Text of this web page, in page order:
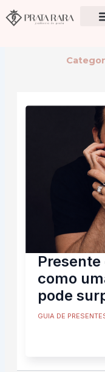
para
Presente
como
pode
GUIA DE